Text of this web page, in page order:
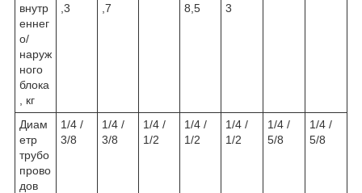
внутр
еннег
о/
наруж
ного
блока
, кг
,3
,7
8,5
3
Диам
етр
трубо
прово
дов
1/4 /
3/8
1/4 /
3/8
1/4 /
1/2
1/4 /
1/2
1/4 /
1/2
1/4 /
5/8
1/4 /
5/8